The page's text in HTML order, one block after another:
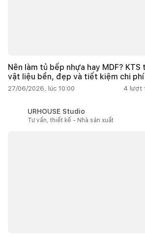
Nên làm tủ bếp nhựa hay MDF?
vật liệu bền, đẹp và tiết kiệm chi phí
27/06/2026, lúc 10:00 4 lượt
URHOUSE Studio
Tư vấn, thiết kế - Nhà sản xuất